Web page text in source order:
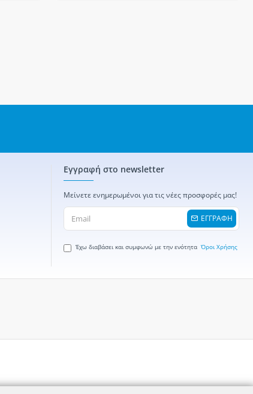
Εγγραφή στο newsletter
Μείνετε ενημερωμένοι για τις νέες προσφορές μας!
ΕΓΓΡΑΦΗ
Έχω διαβάσει και συμφωνώ με την ενότητα Όροι Χρήσης